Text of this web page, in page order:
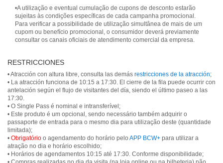
•A utilização e eventual cumulação de cupons de desconto estarão
sujeitas às condições específicas de cada campanha promocional.
Para verificar a possibilidade de utilização simultânea de mais de um
cupom ou benefício promocional, o consumidor deverá previamente
consultar os canais oficiais de atendimento comercial da empresa.
RESTRICCIONES
• Atracción con altura libre, consulta las demás restricciones de la atracción;
• La atracción funciona de 10:15 a 17:30. El cierre de la fila puede ocurrir con
antelación según el flujo de visitantes del día, siendo el último paseo a las
17:30.
• O Single Pass é nominal e intransferível;
• Este produto é um opcional, sendo necessário também adquirir o
passaporte de entrada para o mesmo dia para utilização deste (quantidade
limitada);
• Obrigatório o agendamento do horário pelo APP BCW+ para utilizar a
atração no dia e horário escolhido;
• Horários de agendamentos 10:15 até 17:30. Conforme disponibilidade;